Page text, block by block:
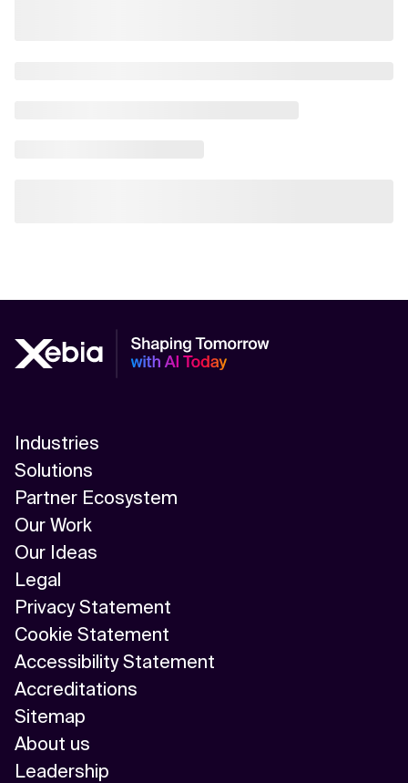
Industries
Solutions
Partner Ecosystem
Our Work
Our Ideas
Legal
Privacy Statement
Cookie Statement
Accessibility Statement
Accreditations
Sitemap
About us
Leadership